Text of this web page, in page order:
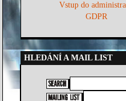
Vstup do
GDPR
HLEDÁNÍ A MAIL LIST